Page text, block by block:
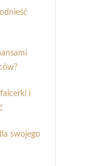
i
swojego